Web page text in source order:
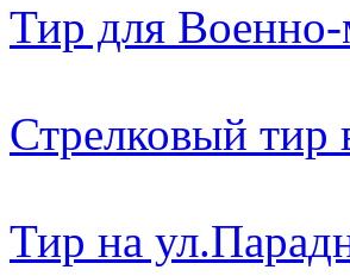
Тир для
Стрелковый тир
Тир на